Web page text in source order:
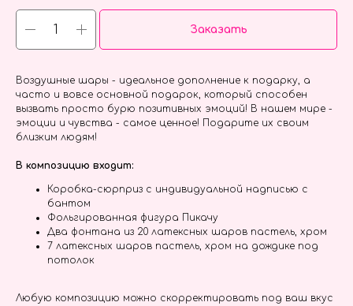
Заказать
Воздушные шары - идеальное дополнение к подарку, а
часто и вовсе основной подарок, который способен
вызвать просто бурю позитивных эмоций! В нашем мире -
эмоции и чувства - самое ценное! Подарите их своим
близким людям!
В композицию входит:
Коробка-сюрприз с индивидуальной надписью с
бантом
Фольгированная фигура Пикачу
Два фонтана из 20 латексных шаров пастель, хром
7 латексных шаров пастель, хром на дождике под
потолок
Любую композицию можно скорректировать под ваш вкус